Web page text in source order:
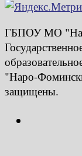
ГБПОУ МО
"Наро-
защищены.